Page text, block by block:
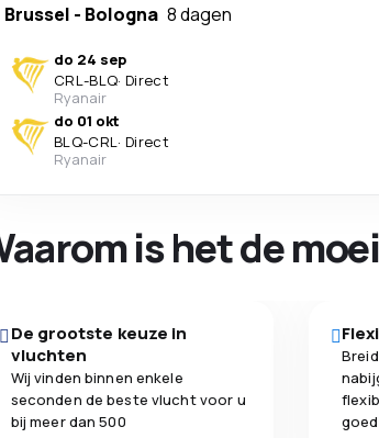
Brussel - Bologna 8 dagen
do 24 sep
CRL-BLQ· Direct
Ryanair
do 01 okt
BLQ-CRL· Direct
Ryanair
is het de
De grootste keuze in
vluchten
Wij vinden binnen enkele
seconden de beste vlucht voor u
bij meer dan 500